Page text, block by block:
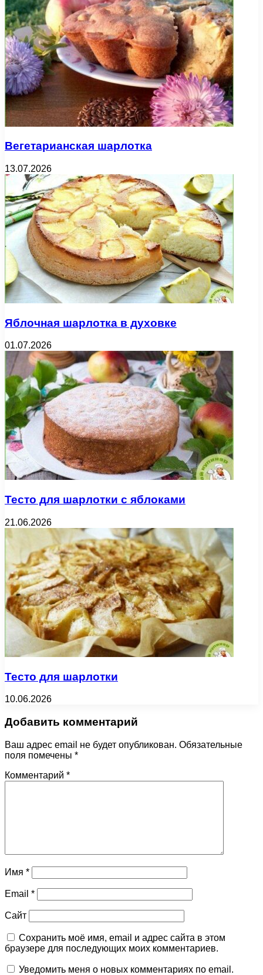
Вегетарианская шарлотка
13.07.2026
Яблочная шарлотка в духовке
01.07.2026
Тесто для шарлотки с яблоками
21.06.2026
Тесто для шарлотки
10.06.2026
Добавить комментарий
Ваш адрес email не будет опубликован. Обязательные
поля помечены *
Комментарий *
Имя *
Email *
Сайт
Сохранить моё имя, email и адрес сайта в этом
браузере для последующих моих комментариев.
Уведомить меня о новых комментариях по email.